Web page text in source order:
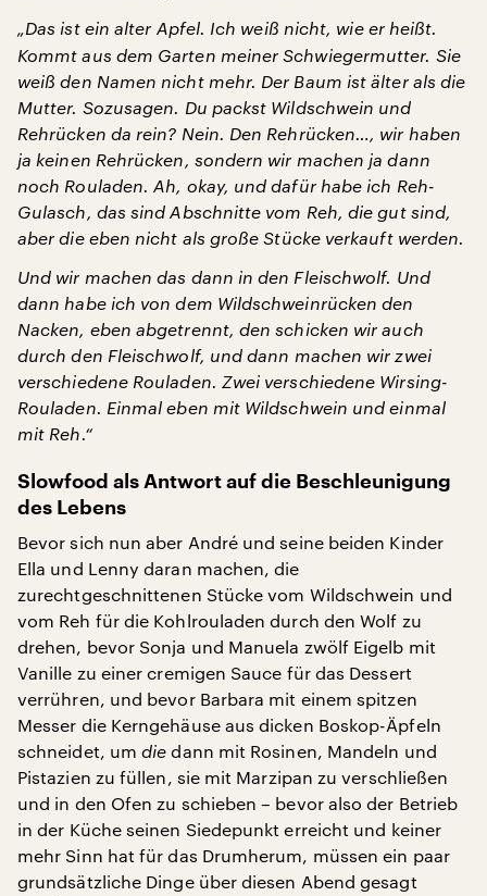
„Das ist ein alter Apfel. Ich weiß nicht, wie er heißt.
Kommt aus dem Garten meiner Schwiegermutter. Sie
weiß den Namen nicht mehr. Der Baum ist älter als die
Mutter. Sozusagen. Du packst Wildschwein und
Rehrücken da rein? Nein. Den Rehrücken…, wir haben
ja keinen Rehrücken, sondern wir machen ja dann
noch Rouladen. Ah, okay, und dafür habe ich Reh-
Gulasch, das sind Abschnitte vom Reh, die gut sind,
aber die eben nicht als große Stücke verkauft werden.
Und wir machen das dann in den Fleischwolf. Und
dann habe ich von dem Wildschweinrücken den
Nacken, eben abgetrennt, den schicken wir auch
durch den Fleischwolf, und dann machen wir zwei
verschiedene Rouladen. Zwei verschiedene Wirsing-
Rouladen. Einmal eben mit Wildschwein und einmal
mit Reh.“
Slowfood als Antwort auf die Beschleunigung
des Lebens
Bevor sich nun aber André und seine beiden Kinder
Ella und Lenny daran machen, die
zurechtgeschnittenen Stücke vom Wildschwein und
vom Reh für die Kohlrouladen durch den Wolf zu
drehen, bevor Sonja und Manuela zwölf Eigelb mit
Vanille zu einer cremigen Sauce für das Dessert
verrühren, und bevor Barbara mit einem spitzen
Messer die Kerngehäuse aus dicken Boskop-Äpfeln
schneidet, umdiedann mit Rosinen, Mandeln und
Pistazien zu füllen, sie mit Marzipan zu verschließen
und in den Ofen zu schieben – bevor also der Betrieb
in der Küche seinen Siedepunkt erreicht und keiner
mehr Sinn hat für das Drumherum, müssen ein paar
grundsätzliche Dinge über diesen Abend gesagt